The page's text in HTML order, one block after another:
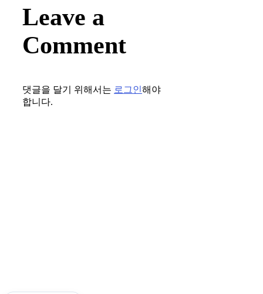
Leave a
Comment
댓글을 달기 위해서는 로그인해야
합니다.